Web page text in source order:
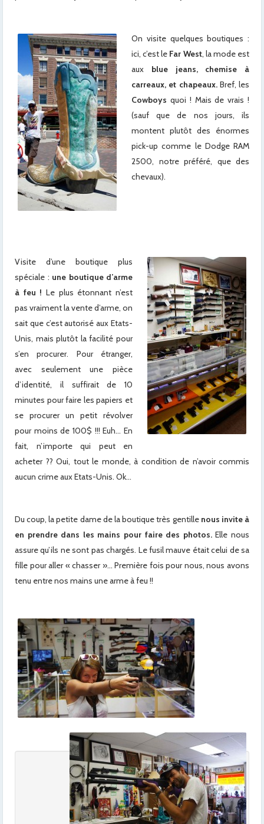
On visite quelques boutiques :
ici, c’est le Far West, la mode est
aux blue jeans, chemise à
carreaux, et chapeaux.Bref, les
Cowboys quoi ! Mais de vrais !
(sauf que de nos jours, ils
montent plutôt des énormes
pick-up comme le Dodge RAM
2500, notre préféré, que des
chevaux).
Visite d’une boutique plus
spéciale : une boutique d’arme
à feu ! Le plus étonnant n’est
pas vraiment la vente d’arme, on
sait que c’est autorisé aux Etats-
Unis, mais plutôt la facilité pour
s’en procurer. Pour étranger,
avec seulement une pièce
d’identité, il suffirait de 10
minutes pour faire les papiers et
se procurer un petit révolver
pour moins de 100$ !!! Euh… En
fait, n’importe qui peut en
acheter ?? Oui, tout le monde, à condition de n’avoir commis
aucun crime aux Etats-Unis. Ok…
Du coup, la petite dame de la boutique très gentillenous invite à
en prendre dans les mains pour faire des photos.Elle nous
assure qu’ils ne sont pas chargés. Le fusil mauve était celui de sa
fille pour aller « chasser »… Première fois pour nous, nous avons
tenu entre nos mains une arme à feu !!